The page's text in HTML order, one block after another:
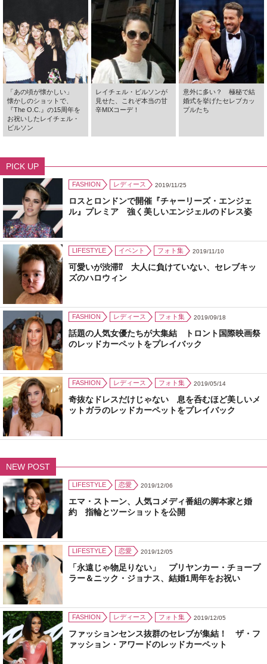
「あの頃が懐かしい」
懐かしのショットで、
『The O.C.』の15周年を
お祝いしたレイチェル・
ビルソン
レイチェル・ビルソンが
見せた、これぞ本当の甘
辛MIXコーデ！
意外に多い？ 極秘で結
婚式を挙げたセレブカッ
プルたち
PICK UP
FASHION レディース 2019/11/25
ロスとロンドンで開催『チャーリーズ・エンジェ
ル』プレミア 強く美しいエンジェルのドレス姿
LIFESTYLE イベント フォト集 2019/11/10
可愛いが渋滞⁉ 大人に負けていない、セレブキッ
ズのハロウィン
FASHION レディース フォト集 2019/09/18
話題の人気女優たちが大集結 トロント国際映画祭
のレッドカーペットをプレイバック
FASHION レディース フォト集 2019/05/14
奇抜なドレスだけじゃない 息を呑むほど美しいメ
ットガラのレッドカーペットをプレイバック
NEW POST
LIFESTYLE 恋愛 2019/12/06
エマ・ストーン、人気コメディ番組の脚本家と婚
約 指輪とツーショットを公開
LIFESTYLE 恋愛 2019/12/05
「永遠じゃ物足りない」 プリヤンカー・チョープ
ラー＆ニック・ジョナス、結婚1周年をお祝い
FASHION レディース フォト集 2019/12/05
ファッションセンス抜群のセレブが集結！ ザ・フ
ァッション・アワードのレッドカーペット